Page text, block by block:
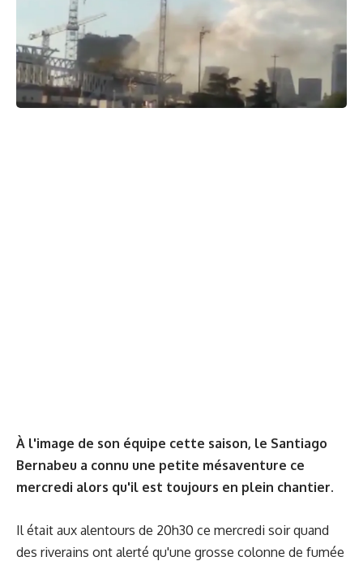
À l'image de son équipe cette saison, le Santiago
Bernabeu a connu une petite mésaventure ce
mercredi alors qu'il est toujours en plein chantier.
Il était aux alentours de 20h30 ce mercredi soir quand
des riverains ont alerté qu'une grosse colonne de fumée